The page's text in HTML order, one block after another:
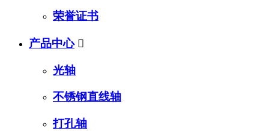
荣誉证书
产品中心 
光轴
不锈钢直线轴
打孔轴